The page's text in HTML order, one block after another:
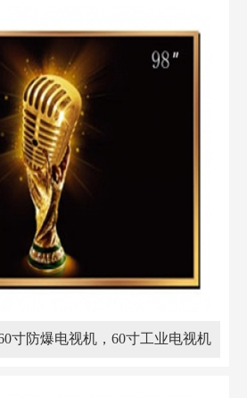
寸防爆电视机，60寸工业电视机